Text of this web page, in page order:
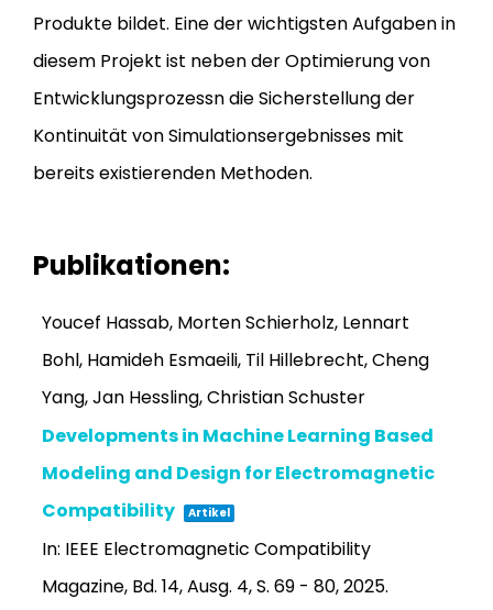
Produkte bildet. Eine der wichtigsten Aufgaben in
diesem Projekt ist neben der Optimierung von
Entwicklungsprozessn die Sicherstellung der
Kontinuität von Simulationsergebnisses mit
bereits existierenden Methoden.
Publikationen:
Youcef Hassab, Morten Schierholz, Lennart
Bohl, Hamideh Esmaeili, Til Hillebrecht, Cheng
Yang, Jan Hessling, Christian Schuster
Developments in Machine Learning Based
Modeling and Design for Electromagnetic
Compatibility
Artikel
In: IEEE Electromagnetic Compatibility
Magazine, Bd. 14,Ausg. 4,S. 69 - 80,2025.